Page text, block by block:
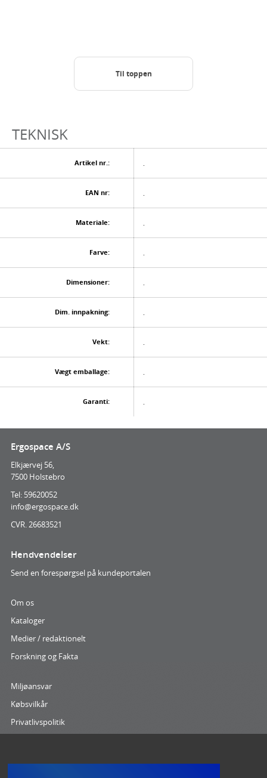
Til toppen
TEKNISK
Artikel nr.:
EAN nr:
Materiale:
Farve:
Dimensioner:
Dim. innpakning:
Vekt:
Vægt emballage:
Garanti:
Ergospace A/S
Elkjærvej 56,
7500 Holstebro
Tel: 59620052
info@ergospace.dk
CVR. 26683521
Hendvendelser
Send en forespørgsel på kundeportalen
Om os
Kataloger
Medier / redaktionelt
Forskning og Fakta
Miljøansvar
Købsvilkår
Privatlivspolitik